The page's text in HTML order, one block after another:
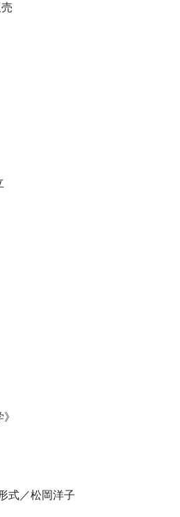
式／松岡洋子